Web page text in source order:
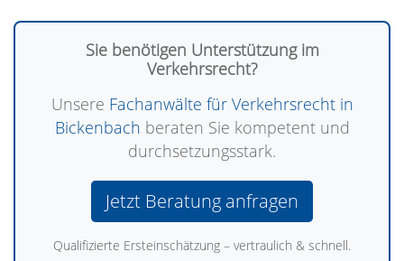
Sie benötigen Unterstützung im
Verkehrsrecht?
Unsere Fachanwälte für Verkehrsrecht in
Bickenbach beraten Sie kompetent und
durchsetzungsstark.
Jetzt Beratung anfragen
Qualifizierte Ersteinschätzung – vertraulich & schnell.